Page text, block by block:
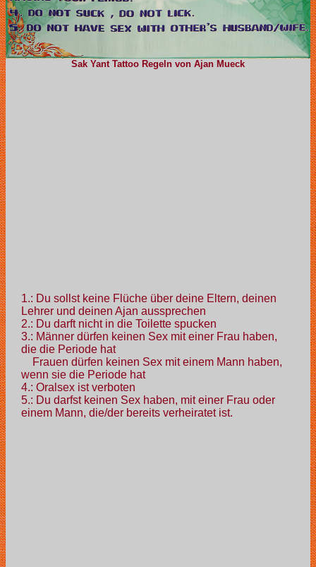
Sak Yant Tattoo Regeln von Ajan Mueck
1.: Du sollst keine Flüche über deine Eltern, deinen
Lehrer und deinen Ajan aussprechen
2.: Du darft nicht in die Toilette spucken
3.: Männer dürfen keinen Sex mit einer Frau haben,
die die Periode hat
Frauen dürfen keinen Sex mit einem Mann haben,
wenn sie die Periode hat
4.: Oralsex ist verboten
5.: Du darfst keinen Sex haben, mit einer Frau oder
einem Mann, die/der bereits verheiratet ist.